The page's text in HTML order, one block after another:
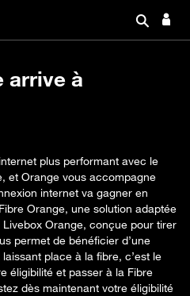
arrive à
plus performant avec le
et Orange vous accompagne
internet va gagner en
Orange, une solution adaptée
Orange, conçue pour tirer
permet de bénéficier d’une
place à la fibre, c’est le
éligibilité et passer à la Fibre
dès maintenant votre éligibilité